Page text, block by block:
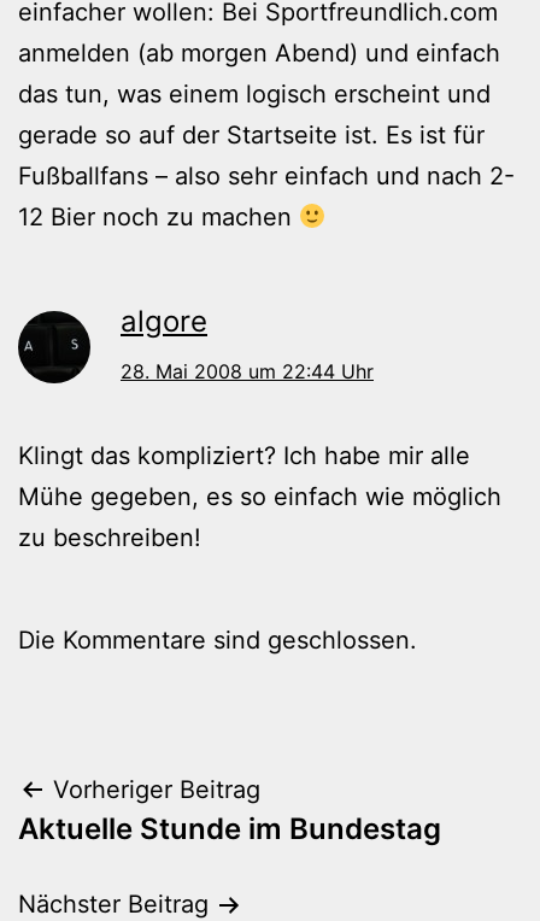
einfacher wollen: Bei Sportfreundlich.com
anmelden (ab morgen Abend) und einfach
das tun, was einem logisch erscheint und
gerade so auf der Startseite ist. Es ist für
Fußballfans – also sehr einfach und nach 2-
12 Bier noch zu machen
algore
28. Mai 2008 um 22:44 Uhr
Klingt das kompliziert? Ich habe mir alle
Mühe gegeben, es so einfach wie möglich
zu beschreiben!
Die Kommentare sind geschlossen.
Beitragsnavigation
Vorheriger Beitrag
Aktuelle Stunde im Bundestag
Nächster Beitrag